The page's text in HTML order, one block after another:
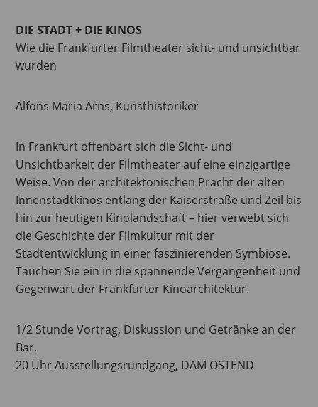
DIE STADT + DIE KINOS
Wie die Frankfurter Filmtheater sicht- und unsichtbar
wurden
Alfons Maria Arns, Kunsthistoriker
In Frankfurt offenbart sich die Sicht- und
Unsichtbarkeit der Filmtheater auf eine einzigartige
Weise. Von der architektonischen Pracht der alten
Innenstadtkinos entlang der Kaiserstraße und Zeil bis
hin zur heutigen Kinolandschaft – hier verwebt sich
die Geschichte der Filmkultur mit der
Stadtentwicklung in einer faszinierenden Symbiose.
Tauchen Sie ein in die spannende Vergangenheit und
Gegenwart der Frankfurter Kinoarchitektur.
1/2 Stunde Vortrag, Diskussion und Getränke an der
Bar.
20 Uhr Ausstellungsrundgang, DAM OSTEND